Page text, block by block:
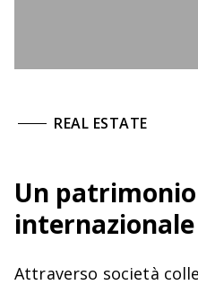
REAL ESTATE
Un
internazionale
Attraverso società